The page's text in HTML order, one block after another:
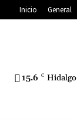
Inicio General
15.6 C Hidalgo